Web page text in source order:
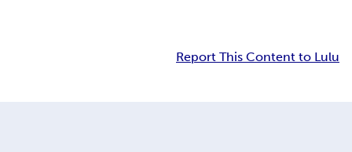
Report This Content to Lulu